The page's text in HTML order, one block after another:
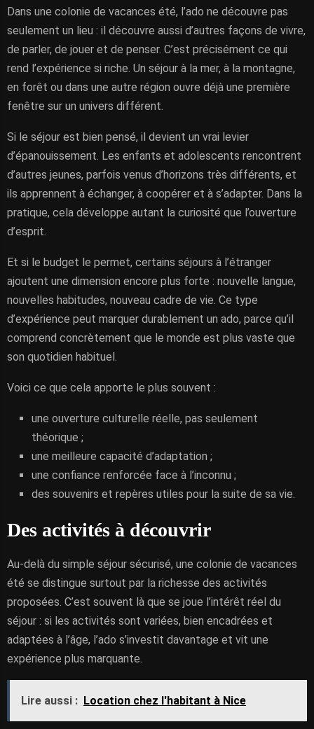
Dans une colonie de vacances été, l’ado ne découvre pas
seulement un lieu : il découvre aussi d’autres façons de vivre,
de parler, de jouer et de penser. C’est précisément ce qui
rend l’expérience si riche. Un séjour à la mer, à la montagne,
en forêt ou dans une autre région ouvre déjà une première
fenêtre sur un univers différent.
Si le séjour est bien pensé, il devient un vrai levier
d’épanouissement. Les enfants et adolescents rencontrent
d’autres jeunes, parfois venus d’horizons très différents, et
ils apprennent à échanger, à coopérer et à s’adapter. Dans la
pratique, cela développe autant la curiosité que l’ouverture
d’esprit.
Et si le budget le permet, certains séjours à l’étranger
ajoutent une dimension encore plus forte : nouvelle langue,
nouvelles habitudes, nouveau cadre de vie. Ce type
d’expérience peut marquer durablement un ado, parce qu’il
comprend concrètement que le monde est plus vaste que
son quotidien habituel.
Voici ce que cela apporte le plus souvent :
une ouverture culturelle réelle, pas seulement
théorique ;
une meilleure capacité d’adaptation ;
une confiance renforcée face à l’inconnu ;
des souvenirs et repères utiles pour la suite de sa vie.
Des activités à découvrir
Au-delà du simple séjour sécurisé, une colonie de vacances
été se distingue surtout par la richesse des activités
proposées. C’est souvent là que se joue l’intérêt réel du
séjour : si les activités sont variées, bien encadrées et
adaptées à l’âge, l’ado s’investit davantage et vit une
expérience plus marquante.
Lire aussi : Location chez l'habitant à Nice